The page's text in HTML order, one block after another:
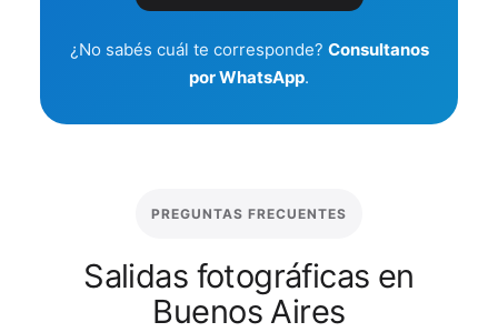
¿No sabés cuál te corresponde? Consultanos
por WhatsApp.
PREGUNTAS FRECUENTES
Salidas fotográficas en
Buenos Aires